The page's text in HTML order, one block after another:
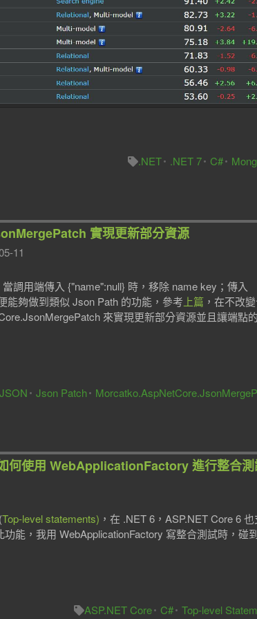
.NET
.NET 7 C#
實現更新部分資源
11
調用端傳入 {"name":null} 時，移除 name key；傳入
能夠做到類似 Json Path 的功能，參考 上篇 ，在不改
來實現更新部分資源並且讓端點
JSON Json Patch
何使用 WebApplicationFactory 進行整合測
Top-level statements) ，在 .NET 6，ASP.NET Core 6
能，我用 WebApplicationFactory 寫整合測試時，碰
ASP.NET Core
C# Top-level